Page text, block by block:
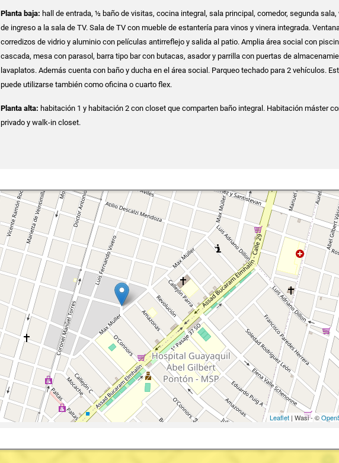
Planta baja: hall de entrada, ½ baño de visitas, cocina integral, sala principal, comedor, segunda sala,
de ingreso a la sala de TV. Sala de TV con mueble de estantería para vinos y vinera integrada.
corredizos de vidrio y aluminio con películas antirreflejo y salida al patio. Amplia área social con
cascada, mesa con parasol, barra tipo bar con butacas, asador y parrilla con puertas de
lavaplatos. Además cuenta con baño y ducha en el área social. Parqueo techado para 2 vehículos.
puede utilizarse también como oficina o cuarto flex.
Planta alta: habitación 1 y habitación 2 con closet que comparten baño integral. Habitación máster
privado y walk-in closet.
Leaflet| Wasi - ©